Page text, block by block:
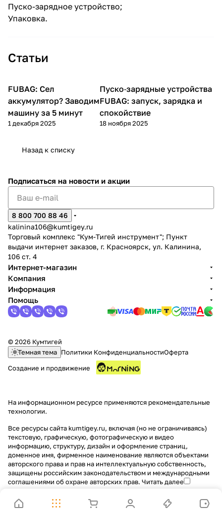
Пуско-зарядное устройство;
Упаковка.
Статьи
Пуско-зарядные
устройства
FUBAG: Сел
аккумулятор? Заводим
машину за 5 минут
1 декабря 2025
Пуско-зарядные устройства
Пуско‑зарядные устройства
FUBAG: запуск, зарядка и
спокойствие
18 ноября 2025
Назад к списку
Подписаться на новости и акции
8 800 700 88 46
kalinina106@kumtigey.ru
Торговый комплекс "Кум-Тигей инструмент"; Пункт
выдачи интернет заказов, г. Красноярск, ул. Калинина,
106 ст. 4
Интернет-магазин
Компания
Информация
Помощь
© 2026 Кумтигей
Темная тема Политики КонфиденциальностиОферта
Создание и продвижение
На информационном ресурсе применяются рекомендательные
технологии.
Все ресурсы сайта kumtigey.ru, включая (но не ограничиваясь)
текстовую, графическую, фотографическую и видео
информацию, структуру, дизайн и оформление страниц,
доменное имя, фирменное наименование являются объектами
авторского права и прав на интеллектуальную собственность,
защищены российским законодательством и международными
соглашениями об охране авторских прав. Читать далее